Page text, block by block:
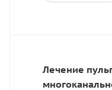
Лечение